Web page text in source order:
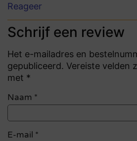
Reageer
Schrijf een review
Het e-mailadres en
gepubliceerd. Vereiste velden
met *
Naam *
E-mail *